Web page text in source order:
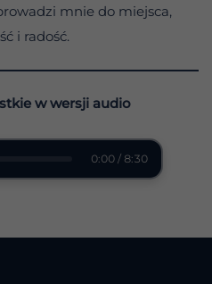
mnie do miejsca,
i radość.
w wersji audio
0:00 / 8:30